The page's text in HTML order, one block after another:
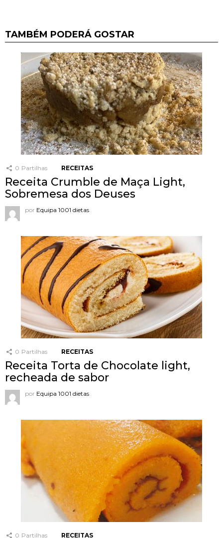
TAMBÉM PODERÁ GOSTAR
0 Partilhas RECEITAS
Receita Crumble de Maça Light,
Sobremesa dos Deuses
por Equipa 1001 dietas
0 Partilhas RECEITAS
Receita Torta de Chocolate light,
recheada de sabor
por Equipa 1001 dietas
0 Partilhas RECEITAS